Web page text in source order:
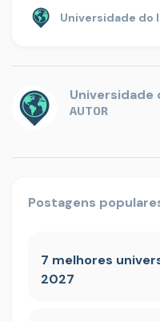
Universidade do
Universidade
AUTOR
Postagens
7 melhores
2027